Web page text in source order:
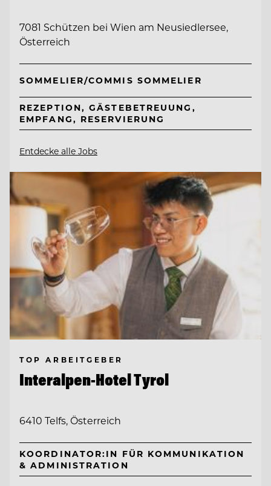
7081 Schützen bei Wien am Neusiedlersee,
Österreich
SOMMELIER/COMMIS SOMMELIER
REZEPTION, GÄSTEBETREUUNG,
EMPFANG, RESERVIERUNG
Entdecke alle Jobs
TOP ARBEITGEBER
Interalpen-Hotel Tyrol
6410 Telfs, Österreich
KOORDINATOR:IN FÜR KOMMUNIKATION
& ADMINISTRATION